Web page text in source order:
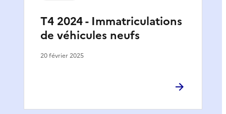
T4 2024 - Immatriculations
de véhicules neufs
20 février 2025